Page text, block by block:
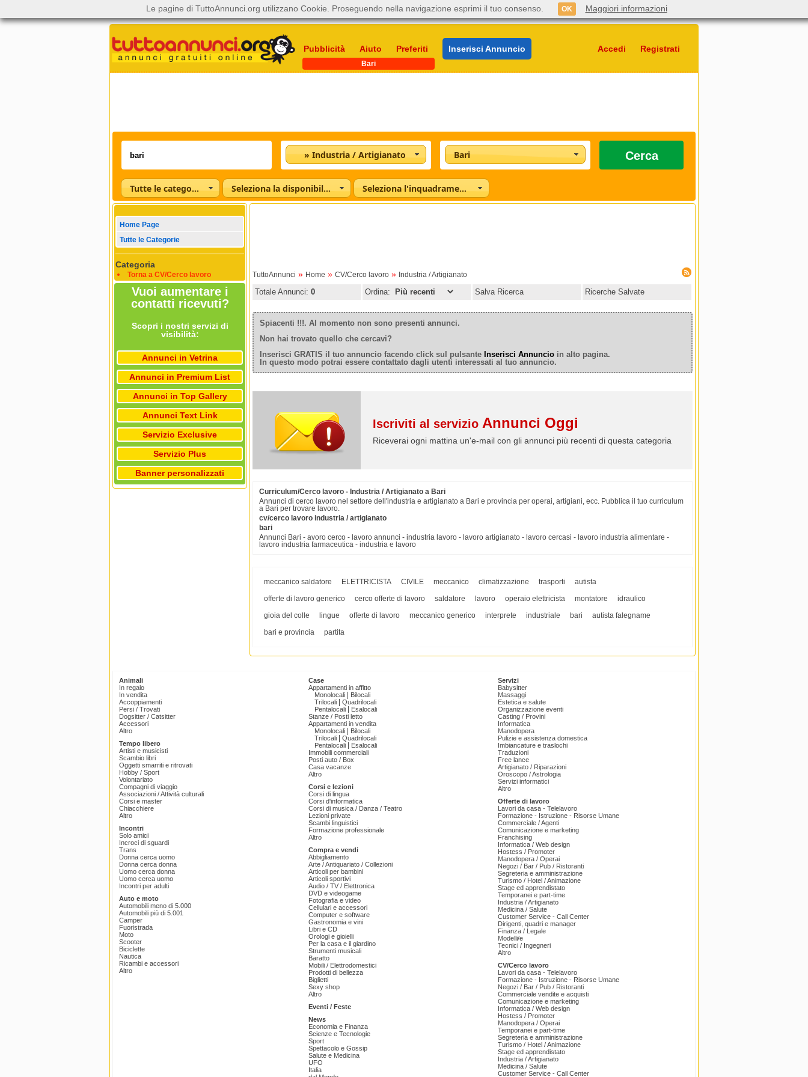
Pubblicità Aiuto Preferiti Inserisci Annuncio Accedi Registrati
Bari
» Industria / Artigianato Bari Cerca
Tutte le categorie Seleziona la disponibilità Seleziona l'inquadramento
Home Page
Tutte le Categorie
Categoria
Torna a CV/Cerco lavoro
Vuoi aumentare i
contatti ricevuti?
Scopri i nostri servizi di
visibilità:
Annunci in Vetrina
Annunci in Premium List
Annunci in Top Gallery
Annunci Text Link
Servizio Exclusive
Servizio Plus
Banner personalizzati
TuttoAnnunci » Home » CV/Cerco lavoro » Industria / Artigianato
Totale Annunci: 0 Ordina: Salva Ricerca Ricerche Salvate
Spiacenti !!!. Al momento non sono presenti annunci.
Non hai trovato quello che cercavi?
Inserisci GRATIS il tuo annuncio facendo click sul pulsante Inserisci Annuncio in alto pagina.
In questo modo potrai essere contattato dagli utenti interessati al tuo annuncio.
Iscriviti al servizio Annunci Oggi
Riceverai ogni mattina un'e-mail con gli annunci più recenti di questa categoria
Curriculum/Cerco lavoro - Industria / Artigianato a Bari
Annunci di cerco lavoro nel settore dell'industria e artigianato a Bari e provincia per operai, artigiani, ecc. Pubblica il tuo curriculum
a Bari per trovare lavoro.
cv/cerco lavoro industria / artigianato
bari
Annunci Bari - avoro cerco - lavoro annunci - industria lavoro - lavoro artigianato - lavoro cercasi - lavoro industria alimentare -
lavoro industria farmaceutica - industria e lavoro
meccanico saldatore ELETTRICISTA CIVILE meccanico climatizzazione trasporti
autista
offerte di lavoro generico
cerco offerte di lavoro saldatore lavoro operaio elettricista montatore
idraulico
gioia del colle
lingue offerte di lavoro meccanico generico interprete industriale bari
autista falegname
bari e provincia
partita
Animali
In regalo
In vendita
Accoppiamenti
Persi / Trovati
Dogsitter / Catsitter
Accessori
Altro
Tempo libero
Artisti e musicisti
Scambio libri
Oggetti smarriti e ritrovati
Hobby / Sport
Volontariato
Compagni di viaggio
Associazioni / Attività culturali
Corsi e master
Chiacchiere
Altro
Incontri
Solo amici
Incroci di sguardi
Trans
Donna cerca uomo
Donna cerca donna
Uomo cerca donna
Uomo cerca uomo
Incontri per adulti
Auto e moto
Automobili meno di 5.000
Automobili più di 5.001
Camper
Fuoristrada
Moto
Scooter
Biciclette
Nautica
Ricambi e accessori
Altro
Case
Appartamenti in affitto
Monolocali
Bilocali
Trilocali
Quadrilocali
Pentalocali
Esalocali
Stanze / Posti letto
Appartamenti in vendita
Monolocali
Bilocali
Trilocali
Quadrilocali
Pentalocali
Esalocali
Immobili commerciali
Posti auto / Box
Casa vacanze
Altro
Corsi e lezioni
Corsi di lingua
Corsi d'informatica
Corsi di musica / Danza / Teatro
Lezioni private
Scambi linguistici
Formazione professionale
Altro
Compra e vendi
Abbigliamento
Arte / Antiquariato / Collezioni
Articoli per bambini
Articoli sportivi
Audio / TV / Elettronica
DVD e videogame
Fotografia e video
Cellulari e accessori
Computer e software
Gastronomia e vini
Libri e CD
Orologi e gioielli
Per la casa e il giardino
Strumenti musicali
Baratto
Mobili / Elettrodomestici
Prodotti di bellezza
Biglietti
Sexy shop
Altro
Eventi / Feste
News
Economia e Finanza
Scienze e Tecnologie
Sport
Spettacolo e Gossip
Salute e Medicina
UFO
Italia
Servizi
Babysitter
Massaggi
Estetica e salute
Organizzazione eventi
Casting / Provini
Informatica
Manodopera
Pulizie e assistenza domestica
Imbiancature e traslochi
Traduzioni
Free lance
Artigianato / Riparazioni
Oroscopo / Astrologia
Servizi informatici
Altro
Offerte di lavoro
Lavori da casa - Telelavoro
Formazione - Istruzione - Risorse Umane
Commerciale / Agenti
Comunicazione e marketing
Franchising
Informatica / Web design
Hostess / Promoter
Manodopera / Operai
Negozi / Bar / Pub / Ristoranti
Segreteria e amministrazione
Turismo / Hotel / Animazione
Stage ed apprendistato
Temporanei e part-time
Industria / Artigianato
Medicina / Salute
Customer Service - Call Center
Dirigenti, quadri e manager
Finanza / Legale
Modelli/e
Tecnici / Ingegneri
Altro
CV/Cerco lavoro
Lavori da casa - Telelavoro
Formazione - Istruzione - Risorse Umane
Negozi / Bar / Pub / Ristoranti
Commerciale vendite e acquisti
Comunicazione e marketing
Informatica / Web design
Hostess / Promoter
Manodopera / Operai
Temporanei e part-time
Segreteria e amministrazione
Turismo / Hotel / Animazione
Stage ed apprendistato
Industria / Artigianato
Medicina / Salute
Customer Service - Call Center
Le pagine di TuttoAnnunci.org utilizzano Cookie. Proseguendo nella navigazione esprimi il tuo consenso. OK Maggiori informazioni